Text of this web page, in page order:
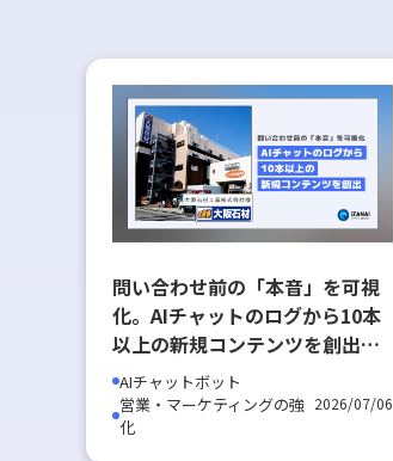
問い合わせ前の「本音」を可視
化。AIチャットのログから10本
以上の新規コンテンツを創出し
た大阪石材工業の活用術
AIチャットボット
営業・マーケティングの強
化
2026/07/06